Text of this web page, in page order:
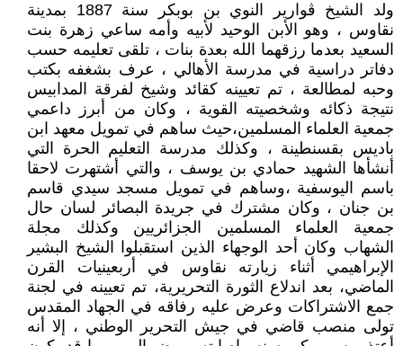
ولد الشيخ ڨوارير النوي بن بوبكر سنة 1887 بمدينة
نقاوس ، وهو الأبن الوحيد لأبيه وأمه ساعي زهرة بنت
السعيد بعدما رزقهما الله بعدة بنات ، تلقى تعليمه حسب
دفاتر دراسية في مدرسة الأهالي ، عرف بشغفه بكتب
وحبه لمطالعة ، تم تعيينه كقائد وشيخ لفرقة المدابيس
نتيجة ذكائه وشخصيته القوية ، وكان من أبرز داعمي
جمعية العلماء المسلمين،حيث ساهم في تمويل معهد ابن
باديس بقسنطينة ، وكذلك مدرسة التعليم الحرة التي
أنشأها الشهيد حمادي بن يوسف ، والتي أشتهرت لاحقا
باسم اليوسفية ،وساهم في تمويل مسجد سيدي قاسم
بن جنان ، وكان مشترك في جريدة البصائر لسان حال
جمعية العلماء المسلمين الجزائريين وكذلك مجلة
الشهاب وكان أحد الوجهاء الذين استقبلوا الشيخ البشير
الإبراهيمي أثناء زيارته نقاوس في أربعينيات القرن
الماضي، بعد اندلاع الثورة التحريرية، تم تعيينه في لجنة
جمع الاشتراكات وعرض عليه رفاقه في الجهاد المقدس
تولى منصب قاضي في جيش التحرير الوطني ، إلا أنه